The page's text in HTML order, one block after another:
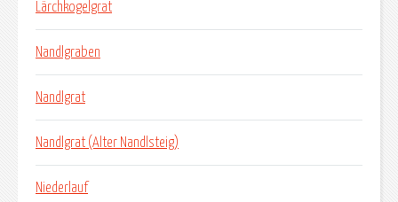
Lärchkogelgrat
Nandlgraben
Nandlgrat
Nandlgrat (Alter Nandlsteig)
Niederlauf